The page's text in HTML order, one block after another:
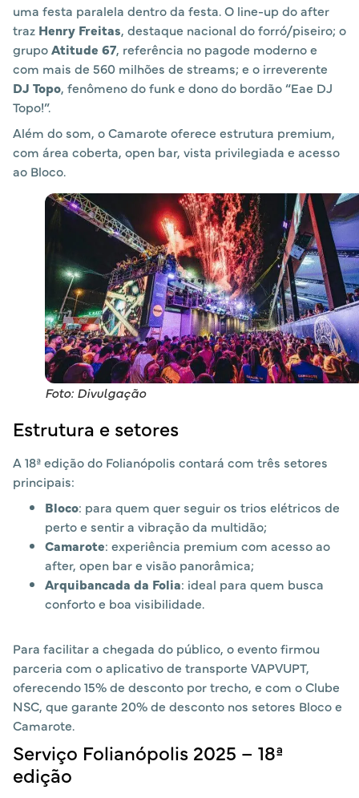
uma festa paralela dentro da festa. O line-up do after
traz Henry Freitas, destaque nacional do forró/piseiro; o
grupoAtitude 67, referência no pagode moderno e
com mais de 560 milhões de streams; e o irreverente
DJ Topo, fenômeno do funk e dono do bordão “Eae DJ
Topo!”.
Além do som, o Camarote oferece estrutura premium,
com área coberta, open bar, vista privilegiada e acesso
ao Bloco.
Foto: Divulgação
Estrutura e setores
A 18ª edição do Folianópolis contará com três setores
principais:
Bloco: para quem quer seguir os trios elétricos de
perto e sentir a vibração da multidão;
Camarote: experiência premium com acesso ao
after, open bar e visão panorâmica;
Arquibancada da Folia: ideal para quem busca
conforto e boa visibilidade.
Para facilitar a chegada do público, o evento firmou
parceria com o aplicativo de transporte VAPVUPT,
oferecendo 15% de desconto por trecho, e com o Clube
NSC, que garante 20% de desconto nos setores Bloco e
Camarote.
Serviço Folianópolis 2025 – 18ª
edição